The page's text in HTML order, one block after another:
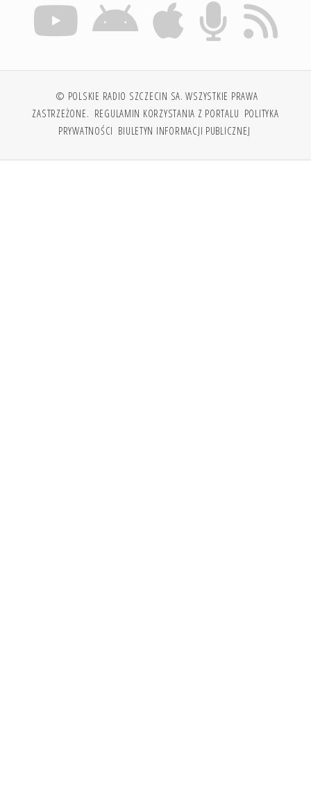
© POLSKIE RADIO SZCZECIN SA. WSZYSTKIE PRAWA
ZASTRZEŻONE. REGULAMIN KORZYSTANIA Z PORTALU POLITYKA
PRYWATNOŚCI BIULETYN INFORMACJI PUBLICZNEJ